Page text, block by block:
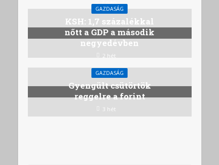
GAZDASÁG
KSH: 1,7 százalékkal
nőtt a GDP a második
negyedévben
2 hét
GAZDASÁG
Gyengült csütörtök
reggelre a forint
3 hét